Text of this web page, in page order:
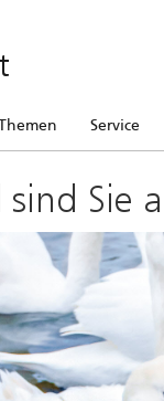
Service
sind Sie